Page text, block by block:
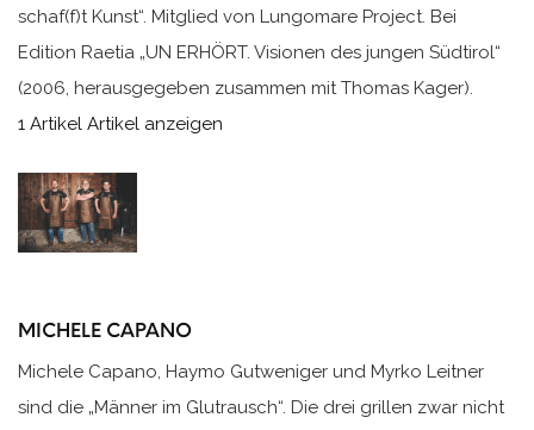
schaf(f)t Kunst“. Mitglied von Lungomare Project. Bei
Edition Raetia „UN ERHÖRT. Visionen des jungen Südtirol“
(2006, herausgegeben zusammen mit Thomas Kager).
1 Artikel Artikel anzeigen
MICHELE CAPANO
Michele Capano, Haymo Gutweniger und Myrko Leitner
sind die „Männer im Glutrausch“. Die drei grillen zwar nicht